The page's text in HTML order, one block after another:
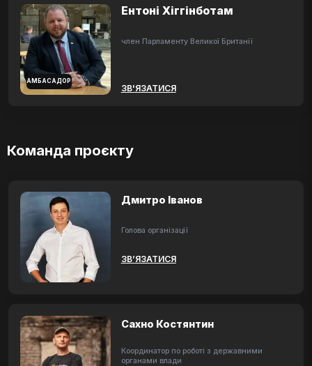
АМБАСАДОР
Ентоні Хіггінботам
член Парламенту Великої Британії
ЗВ'ЯЗАТИСЯ
Команда проєкту
Дмитро Іванов
Голова організації
ЗВ’ЯЗАТИСЯ
Сахно Костянтин
Координатор по роботі з державними
органами влади